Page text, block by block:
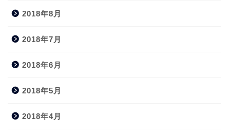
2018年8月
2018年7月
2018年6月
2018年5月
2018年4月